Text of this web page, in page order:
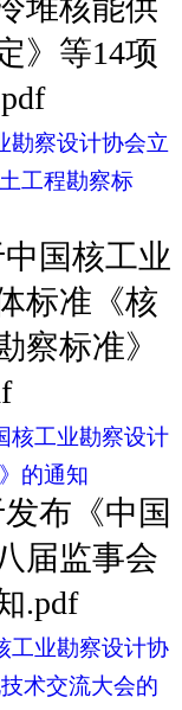
堆核能供
》等14项
勘察设计协会立
工程勘察标
国核工业
标准《核
察标准》
核工业勘察设计
的通知
布《中国
届监事会
.pdf
工业勘察设计协
术交流大会的